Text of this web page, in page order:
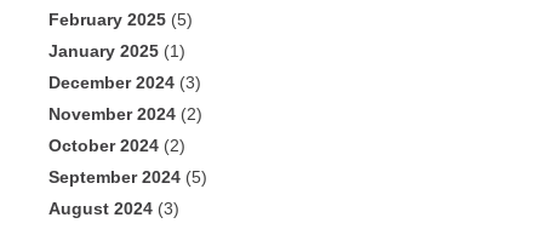
February 2025 (5)
January 2025 (1)
December 2024 (3)
November 2024 (2)
October 2024 (2)
September 2024 (5)
August 2024 (3)